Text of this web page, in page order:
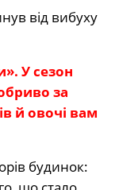
від вибуху
У сезон
за
й овочі вам
будинок: